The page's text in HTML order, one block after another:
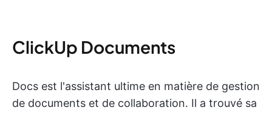
ClickUp Documents
Docs est l'assistant ultime en matière de gestion
de documents et de collaboration. Il a trouvé sa